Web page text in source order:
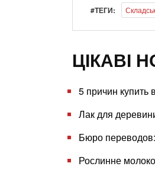
#ТЕГИ:
ЦІКАВІ
5 причин
Лак для
Бюро
Рослинне